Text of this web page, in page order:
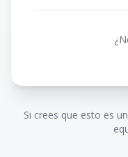
Si crees que esto es